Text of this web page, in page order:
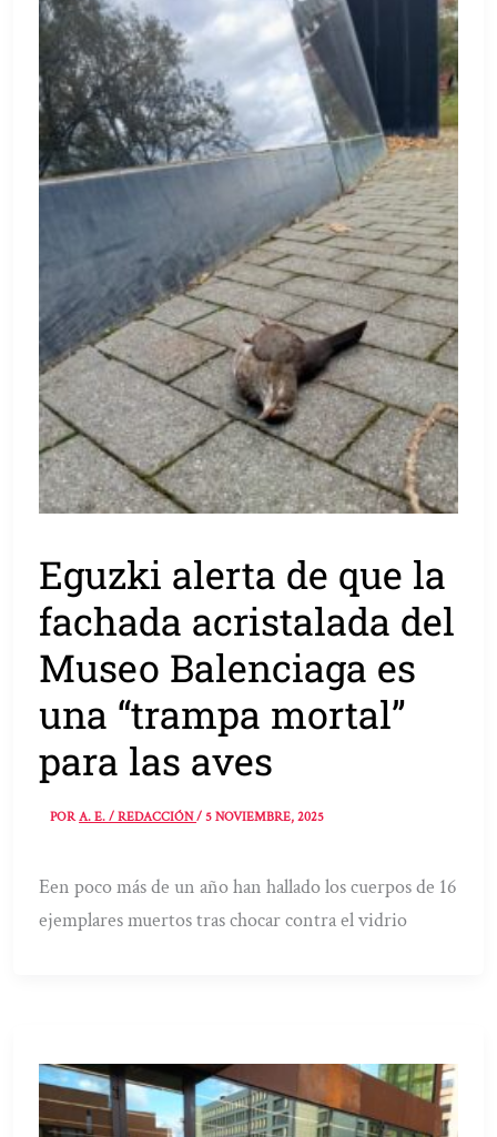
Eguzki alerta de que la
fachada acristalada del
Museo Balenciaga es
una “trampa mortal”
para las aves
PORA. E. / REDACCIÓN/5 NOVIEMBRE, 2025
Een poco más de un año han hallado los cuerpos de 16
ejemplares muertos tras chocar contra el vidrio